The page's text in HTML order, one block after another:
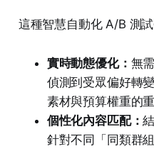
這種智慧自動化 A/B 測
實時動態優化： 無
偵測到受眾偏好轉
素材與預算權重的重
個性化內容匹配：
針對不同「同類群